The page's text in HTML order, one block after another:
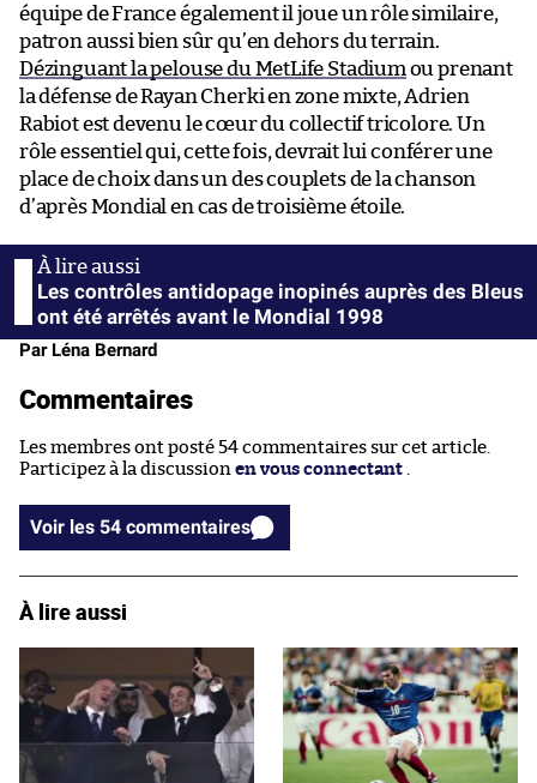
équipe de France également il joue un rôle similaire,
patron aussi bien sûr qu’en dehors du terrain.
Dézinguant la pelouse du MetLife Stadiumou prenant
la défense de Rayan Cherki en zone mixte, Adrien
Rabiot est devenu le cœur du collectif tricolore. Un
rôle essentiel qui, cette fois, devrait lui conférer une
place de choix dans un des couplets de la chanson
d’après Mondial en cas de troisième étoile.
Les contrôles antidopage inopinés auprès des Bleus
ont été arrêtés avant le Mondial 1998
Par Léna Bernard
Commentaires
Les membres ont posté 54 commentaires sur cet article.
Participez à la discussion en vous connectant
Voir les 54 commentaires
À lire aussi